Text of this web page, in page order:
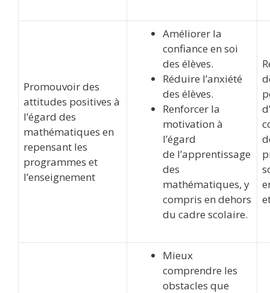
Promouvoir des
attitudes positives à
l’égard des
mathématiques en
repensant les
programmes et
l’enseignement
Améliorer la
confiance en soi
des élèves.
Réduire l’anxiété
des élèves.
Renforcer la
motivation à
l’égard
de l’apprentissage
des
mathématiques, y
compris en dehors
du cadre scolaire.
Mieux
comprendre les
obstacles que